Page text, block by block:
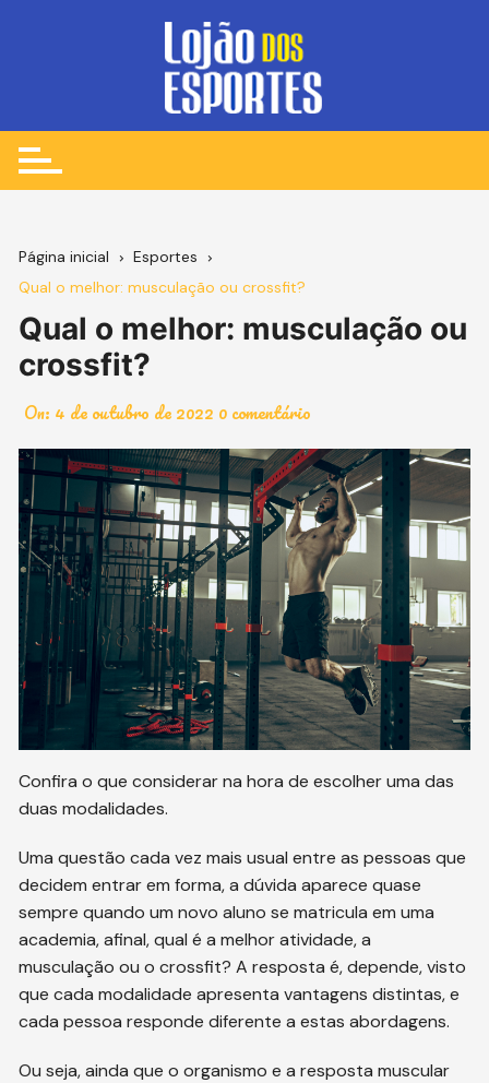
Página inicial
Esportes
Qual o melhor: musculação ou crossfit?
Qual o melhor: musculação ou
crossfit?
On: 4 de outubro de 2022 0 comentário
Confira o que considerar na hora de escolher uma das
duas modalidades.
Uma questão cada vez mais usual entre as pessoas que
decidem entrar em forma, a dúvida aparece quase
sempre quando um novo aluno se matricula em uma
academia, afinal, qual é a melhor atividade, a
musculação ou o crossfit? A resposta é, depende, visto
que cada modalidade apresenta vantagens distintas, e
cada pessoa responde diferente a estas abordagens.
Ou seja, ainda que o organismo e a resposta muscular